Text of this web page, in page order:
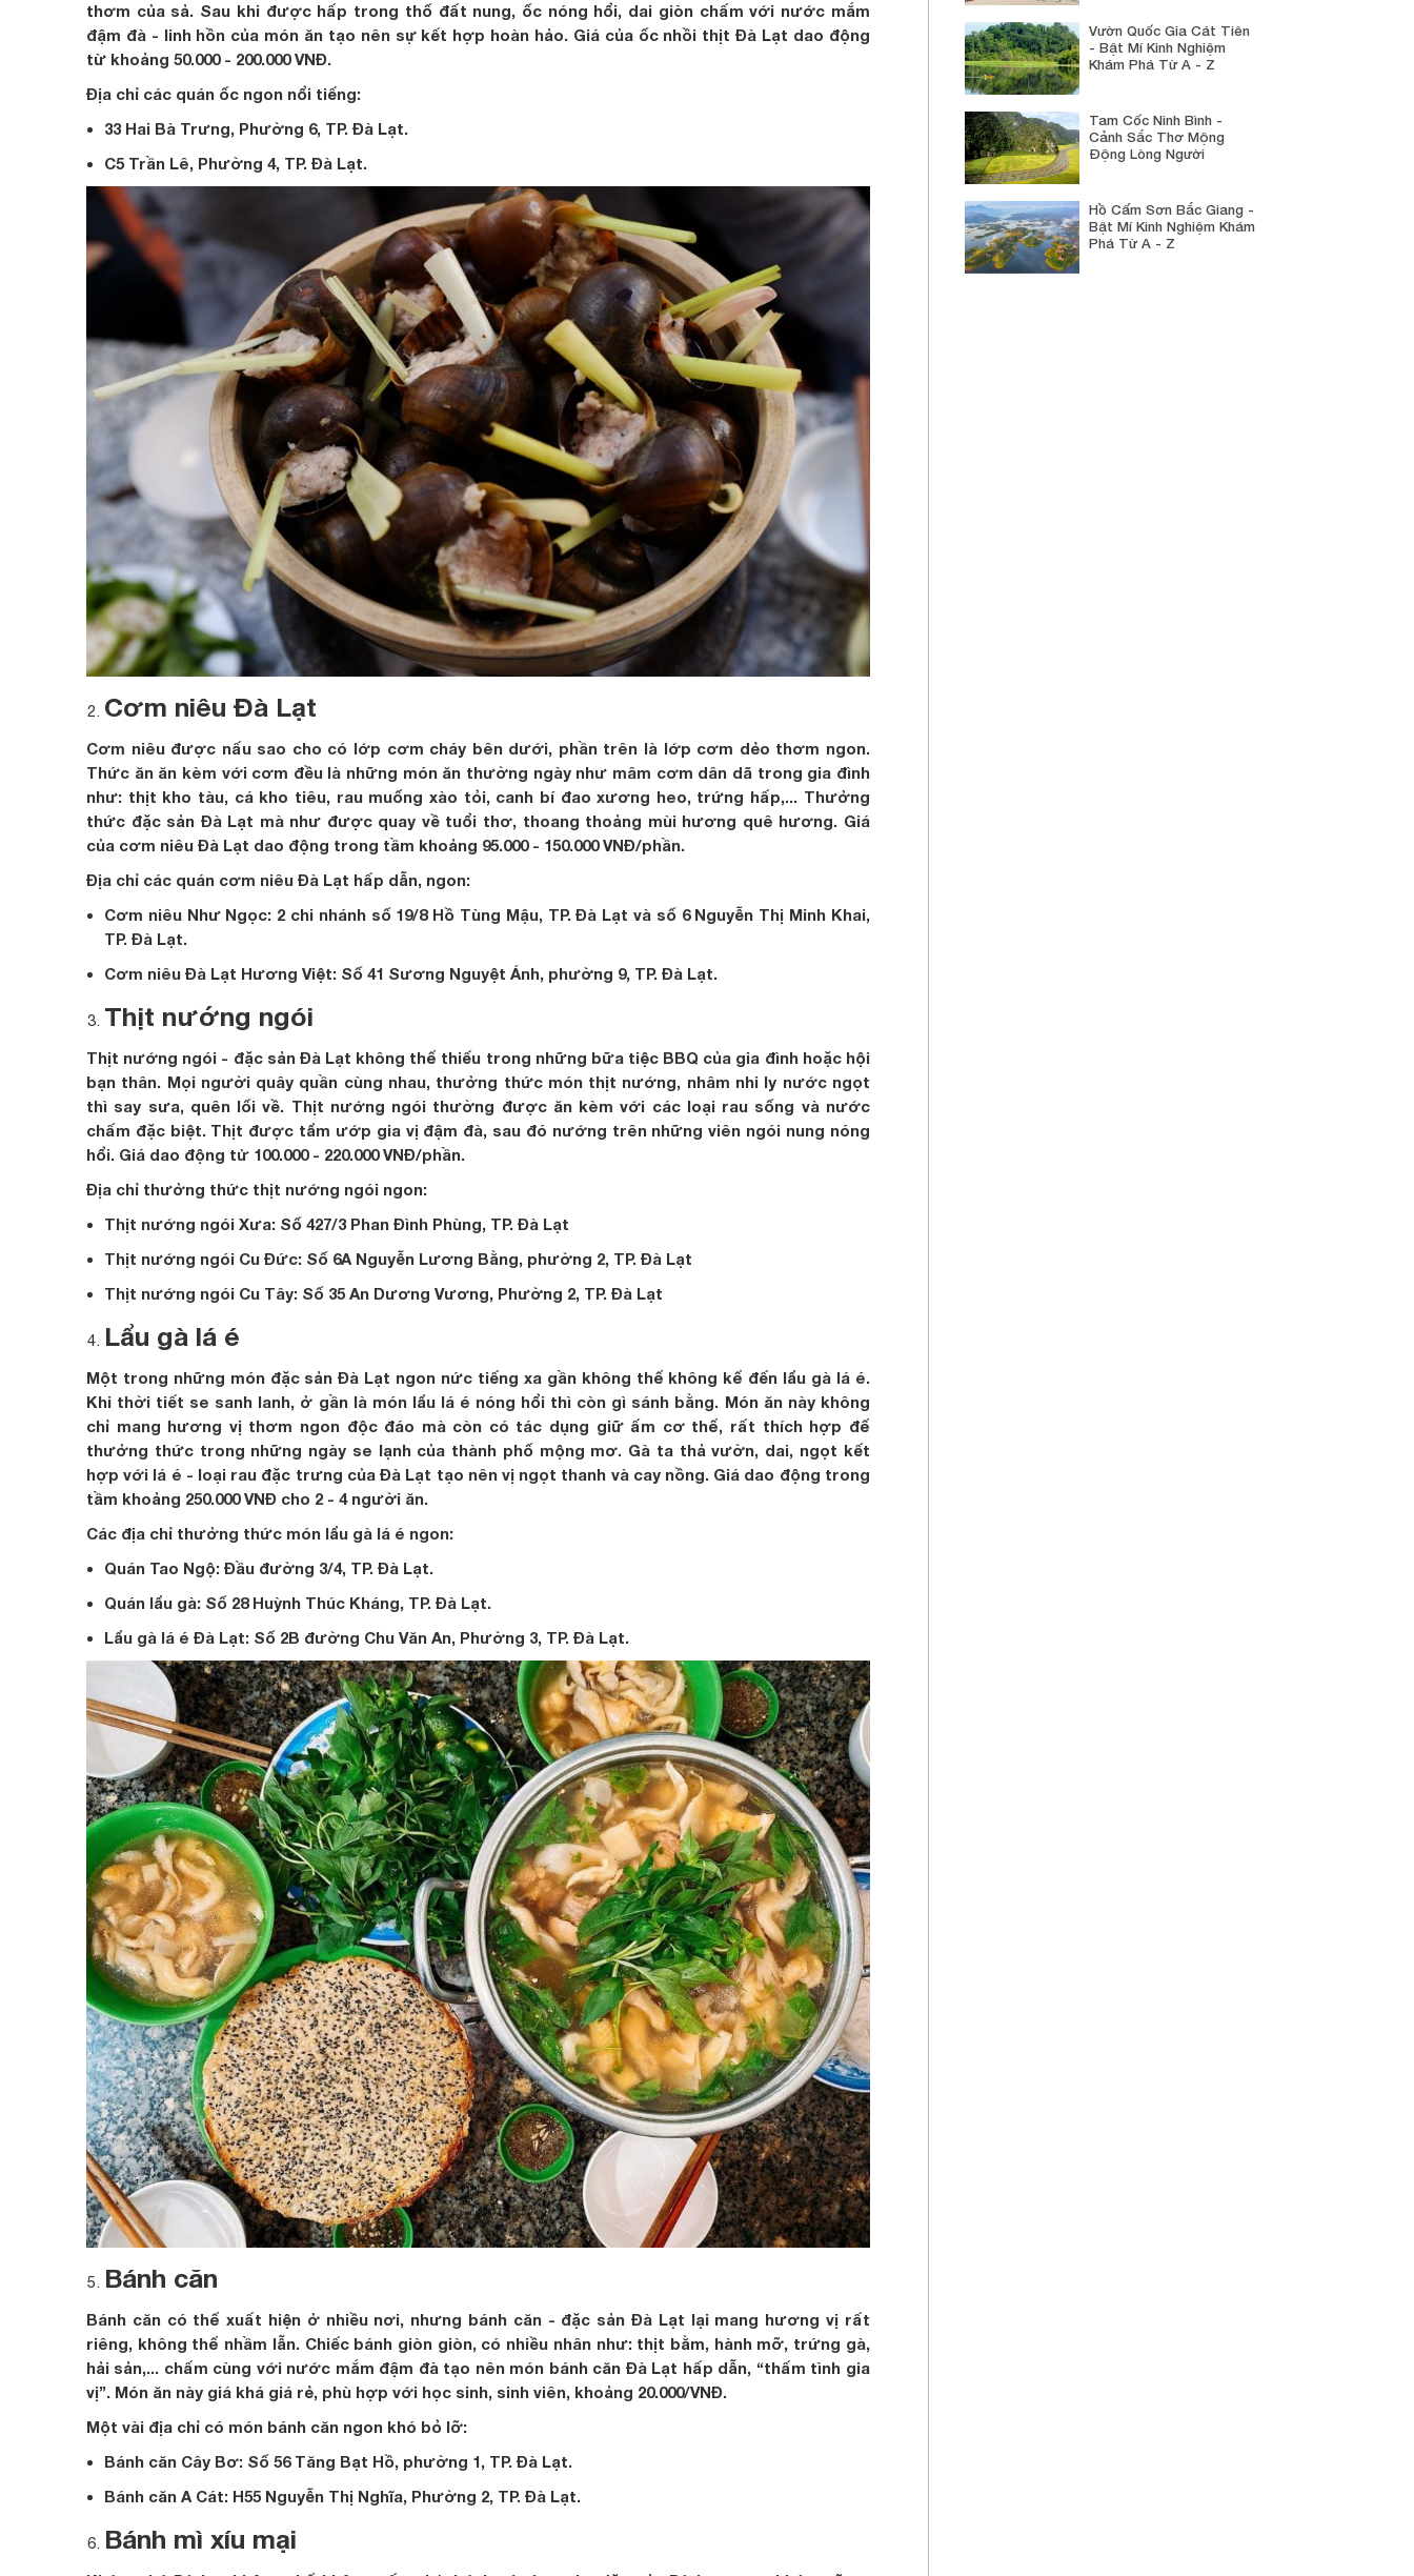
thơm của sả. Sau khi được hấp trong thố đất nung, ốc nóng hổi, dai giòn chấm với nước mắm
đậm đà - linh hồn của món ăn tạo nên sự kết hợp hoàn hảo. Giá của ốc nhồi thịt Đà Lạt dao động
từ khoảng 50.000 - 200.000 VNĐ.
Địa chỉ các quán ốc ngon nổi tiếng:
33 Hai Bà Trưng, Phường 6, TP. Đà Lạt.
C5 Trần Lê, Phường 4, TP. Đà Lạt.
Cơm niêu Đà Lạt
Cơm niêu được nấu sao cho có lớp cơm cháy bên dưới, phần trên là lớp cơm dẻo thơm ngon.
Thức ăn ăn kèm với cơm đều là những món ăn thường ngày như mâm cơm dân dã trong gia đình
như: thịt kho tàu, cá kho tiêu, rau muống xào tỏi, canh bí đao xương heo, trứng hấp,... Thưởng
thức đặc sản Đà Lạt mà như được quay về tuổi thơ, thoang thoảng mùi hương quê hương. Giá
của cơm niêu Đà Lạt dao động trong tầm khoảng 95.000 - 150.000 VNĐ/phần.
Địa chỉ các quán cơm niêu Đà Lạt hấp dẫn, ngon:
Cơm niêu Như Ngọc: 2 chi nhánh số 19/8 Hồ Tùng Mậu, TP. Đà Lạt và số 6 Nguyễn Thị Minh Khai,
TP. Đà Lạt.
Cơm niêu Đà Lạt Hương Việt: Số 41 Sương Nguyệt Ánh, phường 9, TP. Đà Lạt.
Thịt nướng ngói
Thịt nướng ngói - đặc sản Đà Lạt không thể thiếu trong những bữa tiệc BBQ của gia đình hoặc hội
bạn thân. Mọi người quây quần cùng nhau, thưởng thức món thịt nướng, nhâm nhi ly nước ngọt
thì say sưa, quên lối về. Thịt nướng ngói thường được ăn kèm với các loại rau sống và nước
chấm đặc biệt. Thịt được tẩm ướp gia vị đậm đà, sau đó nướng trên những viên ngói nung nóng
hổi. Giá dao động tử 100.000 - 220.000 VNĐ/phần.
Địa chỉ thưởng thức thịt nướng ngói ngon:
Thịt nướng ngói Xưa: Số 427/3 Phan Đình Phùng, TP. Đà Lạt
Thịt nướng ngói Cu Đức: Số 6A Nguyễn Lương Bằng, phường 2, TP. Đà Lạt
Thịt nướng ngói Cu Tây: Số 35 An Dương Vương, Phường 2, TP. Đà Lạt
Lẩu gà lá é
Một trong những món đặc sản Đà Lạt ngon nức tiếng xa gần không thể không kể đến lẩu gà lá é.
Khi thời tiết se sanh lanh, ở gần là món lẩu lá é nóng hổi thì còn gì sánh bằng. Món ăn này không
chỉ mang hương vị thơm ngon độc đáo mà còn có tác dụng giữ ấm cơ thể, rất thích hợp để
thưởng thức trong những ngày se lạnh của thành phố mộng mơ. Gà ta thả vườn, dai, ngọt kết
hợp với lá é - loại rau đặc trưng của Đà Lạt tạo nên vị ngọt thanh và cay nồng. Giá dao động trong
tầm khoảng 250.000 VNĐ cho 2 - 4 người ăn.
Các địa chỉ thưởng thức món lẩu gà lá é ngon:
Quán Tao Ngộ: Đầu đường 3/4, TP. Đà Lạt.
Quán lẩu gà: Số 28 Huỳnh Thúc Kháng, TP. Đà Lạt.
Lẩu gà lá é Đà Lạt: Số 2B đường Chu Văn An, Phường 3, TP. Đà Lạt.
Bánh căn
Bánh căn có thể xuất hiện ở nhiều nơi, nhưng bánh căn - đặc sản Đà Lạt lại mang hương vị rất
riêng, không thể nhầm lẫn. Chiếc bánh giòn giòn, có nhiều nhân như: thịt bằm, hành mỡ, trứng gà,
hải sản,... chấm cùng với nước mắm đậm đà tạo nên món bánh căn Đà Lạt hấp dẫn, “thấm tình gia
vị”. Món ăn này giá khá giá rẻ, phù hợp với học sinh, sinh viên, khoảng 20.000/VNĐ.
Một vài địa chỉ có món bánh căn ngon khó bỏ lỡ:
Bánh căn Cây Bơ: Số 56 Tăng Bạt Hồ, phường 1, TP. Đà Lạt.
Bánh căn A Cát: H55 Nguyễn Thị Nghĩa, Phường 2, TP. Đà Lạt.
Bánh mì xíu mại
Vườn Quốc Gia Cát Tiên
- Bật Mí Kinh Nghiệm
Khám Phá Từ A - Z
Tam Cốc Ninh Bình -
Cảnh Sắc Thơ Mộng
Động Lòng Người
Hồ Cấm Sơn Bắc Giang -
Bật Mí Kinh Nghiệm Khám
Phá Từ A - Z